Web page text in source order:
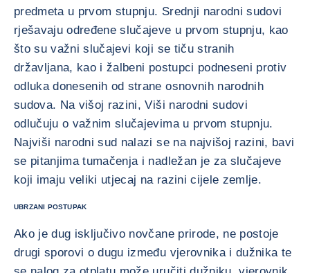
predmeta u prvom stupnju. Srednji narodni sudovi
rješavaju određene slučajeve u prvom stupnju, kao
što su važni slučajevi koji se tiču stranih
državljana, kao i žalbeni postupci podneseni protiv
odluka donesenih od strane osnovnih narodnih
sudova. Na višoj razini, Viši narodni sudovi
odlučuju o važnim slučajevima u prvom stupnju.
Najviši narodni sud nalazi se na najvišoj razini, bavi
se pitanjima tumačenja i nadležan je za slučajeve
koji imaju veliki utjecaj na razini cijele zemlje.
UBRZANI POSTUPAK
Ako je dug isključivo novčane prirode, ne postoje
drugi sporovi o dugu između vjerovnika i dužnika te